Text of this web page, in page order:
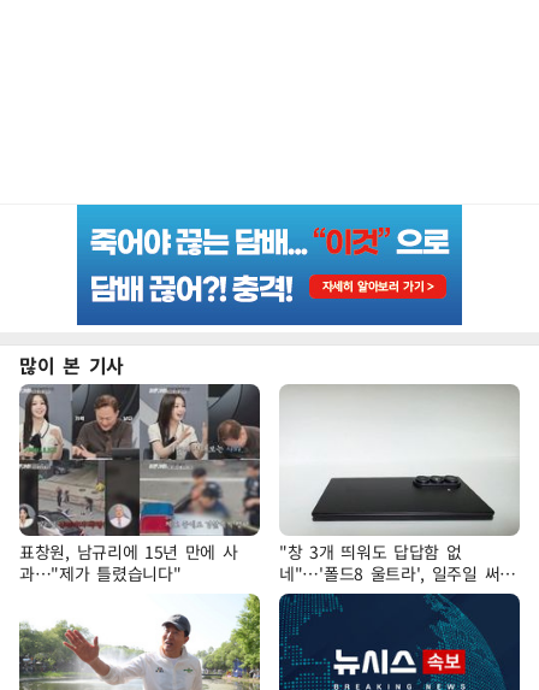
많이 본 기사
표창원, 남규리에 15년 만에 사
과…"제가 틀렸습니다"
"창 3개 띄워도 답답함 없
네"…'폴드8 울트라', 일주일 써보
니